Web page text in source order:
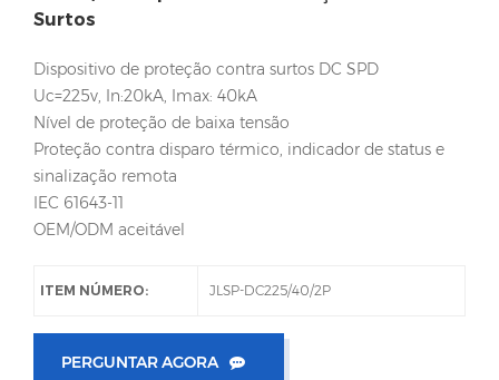
Surtos
Dispositivo de proteção contra surtos DC SPD
Uc=225v, In:20kA, Imax: 40kA
Nível de proteção de baixa tensão
Proteção contra disparo térmico, indicador de status e
sinalização remota
IEC 61643-11
OEM/ODM aceitável
ITEM NÚMERO: JLSP-DC225/40/2P
PERGUNTAR AGORA